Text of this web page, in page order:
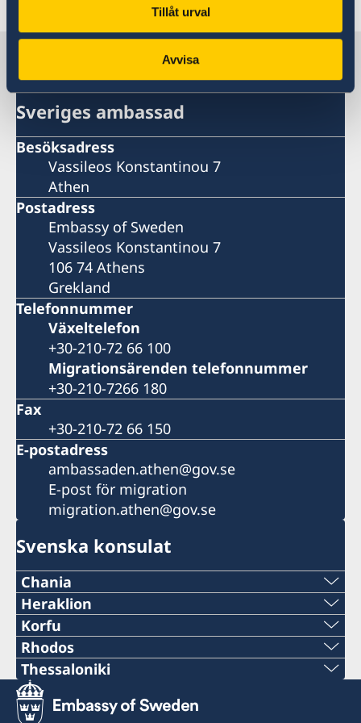
Tillåt urval
Avvisa
Sverige i Grekland
Sveriges ambassad
Besöksadress
Vassileos Konstantinou 7
Athen
Postadress
Embassy of Sweden
Vassileos Konstantinou 7
106 74 Athens
Grekland
Telefonnummer
Växeltelefon
+30-210-72 66 100
Migrationsärenden telefonnummer
+30-210-7266 180
Fax
+30-210-72 66 150
E-postadress
ambassaden.athen@gov.se
E-post för migration
migration.athen@gov.se
Svenska konsulat
Chania
Telefonnummer
+30 28210 57330
E-post
chania@consulatesofsweden.gr
Heraklion
Telefonnummer
+30 2810 225991
E-post
Korfu
Telefonnummer
+30 26610-37938
E-post
Rhodos
Telefonnummer
+30 22410 96430
Thessaloniki
Telefonnummer